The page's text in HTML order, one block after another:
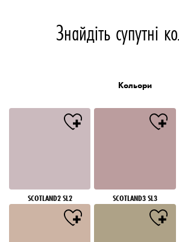
Знайдіть супутні
Кольори
SCOTLAND2 SL2 SCOTLAND3 SL3